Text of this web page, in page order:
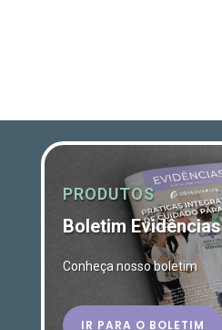
PRODUTOS
Boletim Evidências
Conheça nosso boletim
IR PARA O BOLETIM